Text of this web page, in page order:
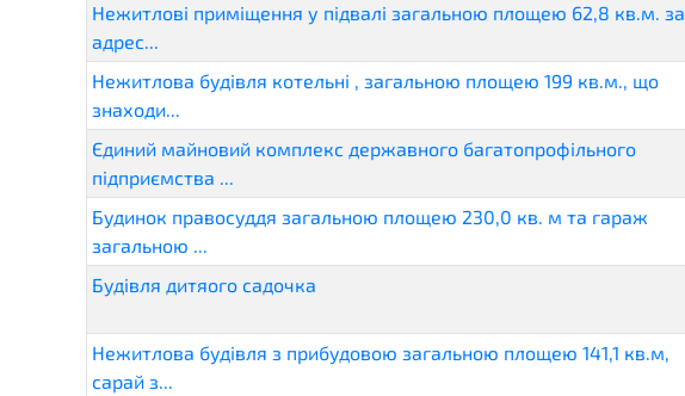
Нежитлові приміщення у підвалі загальною площею 62,8 кв.м. за
адрес...
Нежитлова будівля котельні , загальною площею 199 кв.м., що
знаходи...
Єдиний майновий комплекс державного багатопрофільного
підприємства ...
Будинок правосуддя загальною площею 230,0 кв. м та гараж
загальною ...
Будівля дитяого садочка
Нежитлова будівля з прибудовою загальною площею 141,1 кв.м,
сарай з...